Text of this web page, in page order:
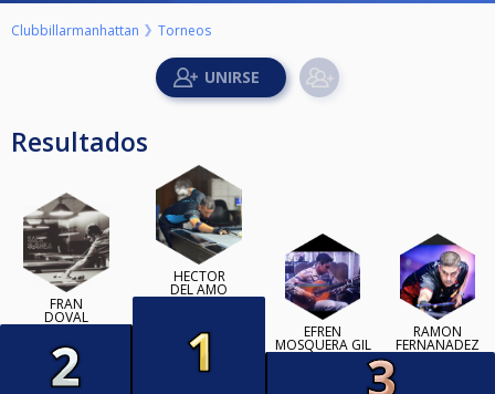
Clubbillarmanhattan Torneos
Resultados
FRAN
DOVAL
HÉCTOR
DEL AMO
EFRÉN
MOSQUERA GIL
RAMON
FERNANADEZ